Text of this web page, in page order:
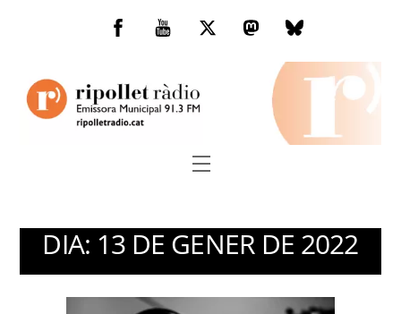
Facebook
You
TwitterMastodonBluesky
Menu
DIA: 13 DE GENER DE 2022